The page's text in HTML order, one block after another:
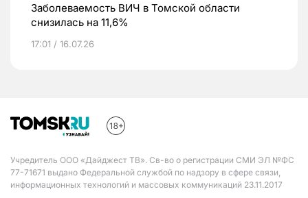
Заболеваемость ВИЧ в Томской области
снизилась на 11,6%
17:01 / 16.07.26
Учредитель ООО «Дайджест ТВ». Св-во о регистрации СМИ ЭЛ №ФС
77-71671 выдано Федеральной службой по надзору в сфере связи,
информационных технологий и массовых коммуникаций 23.11.2017